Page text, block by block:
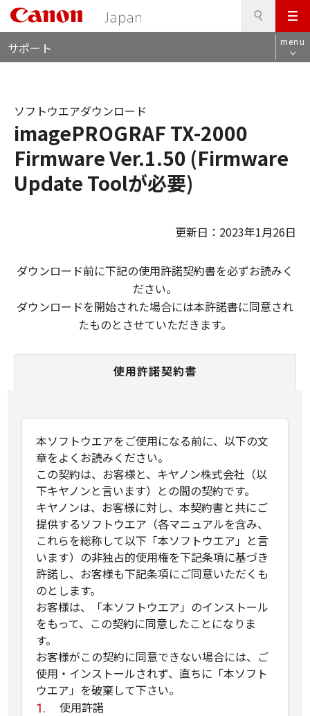
メ
ニ
ュ
サポート menu
imagePROGRAF TX-2000
Firmware Ver.1.50 (Firmware
Update Toolが必要)
ソフトウエアダウンロード
更新日：2023年1月26日
ダウンロード前に下記の使用許諾契約書を必ずお読みく
ださい。
ダウンロードを開始された場合には本許諾書に同意され
たものとさせていただきます。
使用許諾契約書
本ソフトウエアをご使用になる前に、以下の文
章をよくお読みください。
この契約は、お客様と、キヤノン株式会社（以
下キヤノンと言います）との間の契約です。
キヤノンは、お客様に対し、本契約書と共にご
提供するソフトウエア（各マニュアルを含み、
これらを総称して以下「本ソフトウエア」と言
います）の非独占的使用権を下記条項に基づき
許諾し、お客様も下記条項にご同意いただくも
のとします。
お客様は、「本ソフトウエア」のインストール
をもって、この契約に同意したことになりま
す。
お客様がこの契約に同意できない場合には、ご
使用・インストールされず、直ちに「本ソフト
ウエア」を破棄して下さい。
使用許諾